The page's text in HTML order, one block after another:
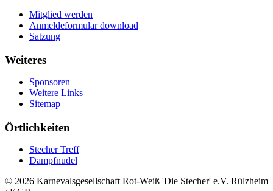
Mitglied werden
Anmeldeformular download
Satzung
Weiteres
Sponsoren
Weitere Links
Sitemap
Örtlichkeiten
Stecher Treff
Dampfnudel
© 2026 Karnevalsgesellschaft Rot-Weiß 'Die Stecher' e.V. Rülzheim